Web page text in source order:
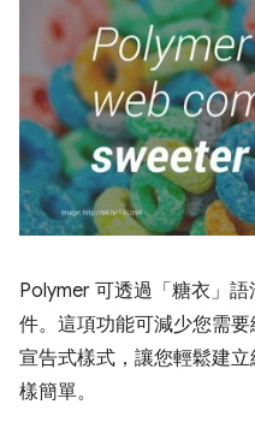
Polymer 可透過「糖衣」
件。這項功能可減少您需
宣告式樣式，讓您輕鬆建
樣簡單。